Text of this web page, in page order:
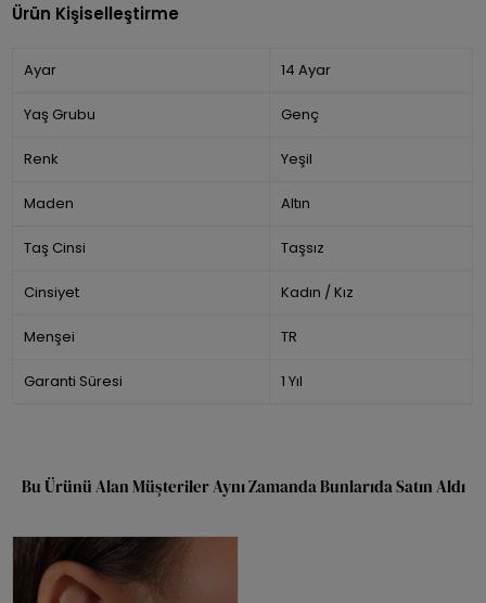
Ürün Kişiselleştirme
Ayar 14 Ayar
Yaş Grubu Genç
Renk Yeşil
Maden Altın
Taş Cinsi Taşsız
Cinsiyet Kadın / Kız
Menşei TR
Garanti Süresi 1 Yıl
Bu Ürünü Alan Müşteriler Aynı Zamanda Bunlarıda Satın Aldı